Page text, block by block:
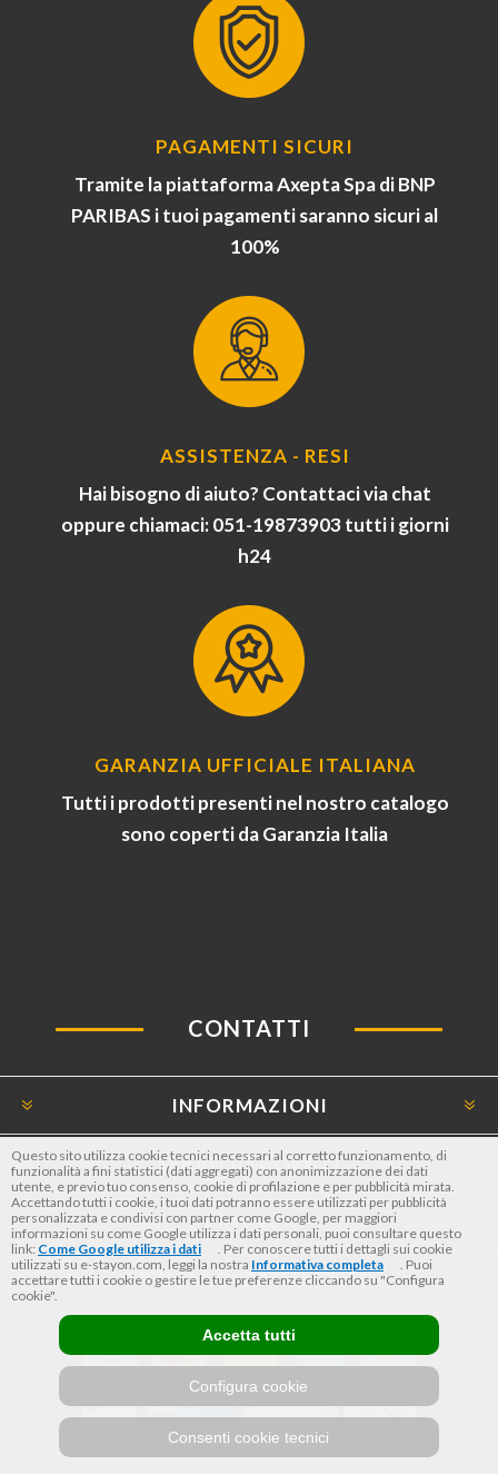
PAGAMENTI SICURI
Tramite la piattaforma Axepta Spa di BNP
PARIBAS i tuoi pagamenti saranno sicuri al
100%
ASSISTENZA - RESI
Hai bisogno di aiuto? Contattaci via chat
oppure chiamaci: 051-19873903 tutti i giorni
h24
GARANZIA UFFICIALE ITALIANA
Tutti i prodotti presenti nel nostro catalogo
sono coperti da Garanzia Italia
CONTATTI
INFORMAZIONI
SERVIZIO CLIENTI
PRIVACY
OPZIONI DI PAGAMENTO
Questo sito utilizza cookie tecnici necessari al corretto funzionamento, di
funzionalità a fini statistici (dati aggregati) con anonimizzazione dei dati
utente, e previo tuo consenso, cookie di profilazione e per pubblicità mirata.
Accettando tutti i cookie, i tuoi dati potranno essere utilizzati per pubblicità
personalizzata e condivisi con partner come Google, per maggiori
informazioni su come Google utilizza i dati personali, puoi consultare questo
link: Come Google utilizza i dati
. Per conoscere tutti i dettagli sui cookie
utilizzati su e-stayon.com, leggi la nostra Informativa completa
. Puoi
accettare tutti i cookie o gestire le tue preferenze cliccando su "Configura
cookie".
Consenti cookie tecnici
Configura cookie
Accetta tutti